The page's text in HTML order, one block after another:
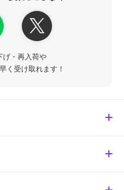
げ・再入荷や
く受け取れます！